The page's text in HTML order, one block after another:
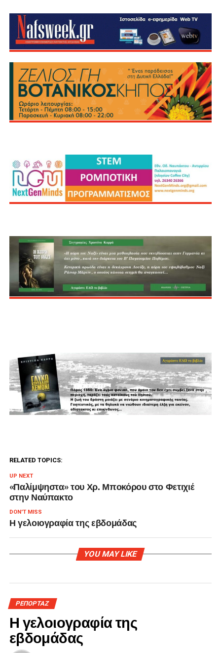
RELATED TOPICS:
UP NEXT
«Παλίμψηστα» του Χρ. Μποκόρου στο Φετιχιέ
στην Ναύπακτο
DON'T MISS
Η γελοιογραφία της εβδομάδας
YOU MAY LIKE
ΡΕΠΟΡΤΑΖ
Η γελοιογραφία της
εβδομάδας